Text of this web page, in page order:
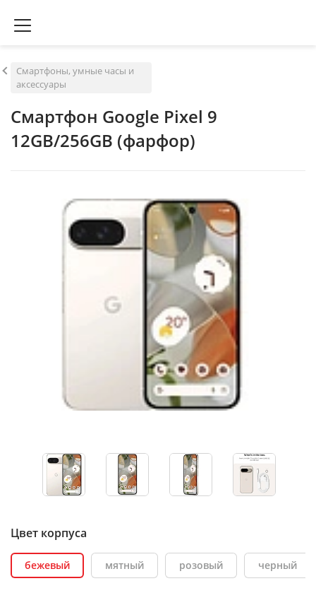
Смартфоны, умные часы и
аксессуары
Смартфон Google Pixel 9
12GB/256GB (фарфор)
Цвет корпуса
бежевый мятный розовый черный